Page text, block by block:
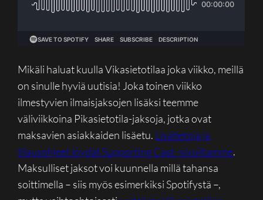
Mikäli haluat kuulla Vikasietotilaa joka viikko, meillä
on sinulle hyviä uutisia! Joka toinen viikko
ilmestyvien ilmaisjaksojen lisäksi teemme
väliviikkoina Pikasietotila-jaksoja, jotka ovat
maksavien asiakkaiden lisäetu. Lisätietoja ja
tilausohjeet löydät Supporting Cast -sivuiltamme.
Maksulliset jaksot voi kuunnella millä tahansa
soittimella – siis myös esimerkiksi Spotifystä –,